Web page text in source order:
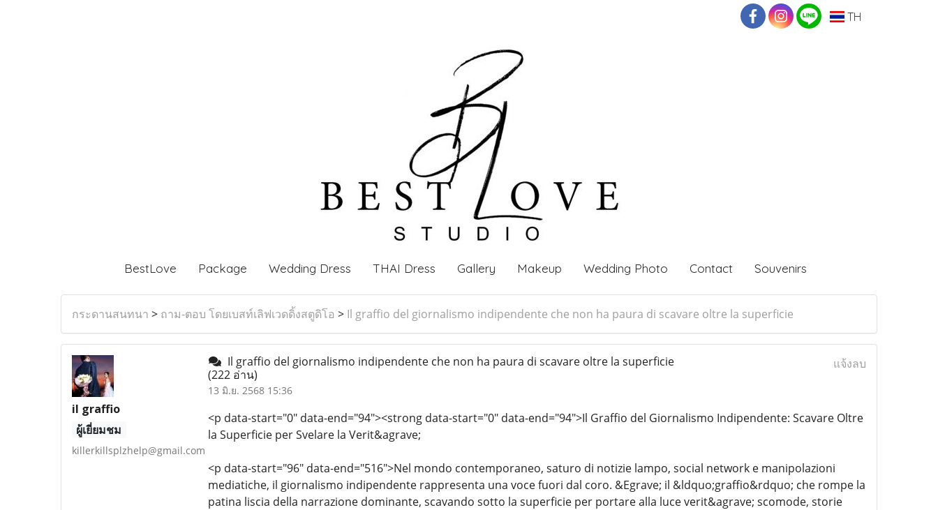
TH
BestLove Package Wedding Dress THAI Dress Gallery Makeup Wedding Photo Contact Souvenirs
กระดานสนทนา > ถาม-ตอบ โดยเบสท์เลิฟเวดดิ้งสตูดิโอ > Il graffio del giornalismo indipendente che non ha paura di scavare oltre la superficie
il graffio
ผู้เยี่ยมชม
killerkillsplzhelp@gmail.com
Il graffio del giornalismo indipendente che non ha paura di scavare oltre la superficie
(222 อ่าน)
13 มิ.ย. 2568 15:36
แจ้งลบ
<p data-start="0" data-end="94"><strong data-start="0" data-end="94">Il Graffio del Giornalismo Indipendente: Scavare Oltre
la Superficie per Svelare la Verit&agrave;
<p data-start="96" data-end="516">Nel mondo contemporaneo, saturo di notizie lampo, social network e manipolazioni
mediatiche, il giornalismo indipendente rappresenta una voce fuori dal coro. &Egrave; il &ldquo;graffio&rdquo; che rompe la
patina liscia della narrazione dominante, scavando sotto la superficie per portare alla luce verit&agrave; scomode, storie